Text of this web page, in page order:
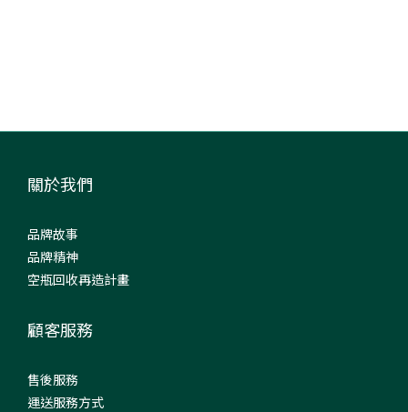
關於我們
品牌故事
品牌精神
空瓶回收再造計畫
顧客服務
售後服務
運送服務方式